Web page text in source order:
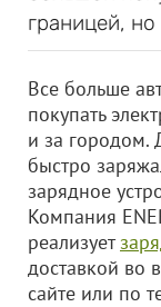
границей,
Все больше
покупать
и за городом.
быстро
зарядное
Компания
реализует
доставкой во
сайте или по